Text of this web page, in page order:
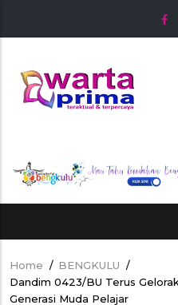
Breadcrumb
Home / BENGKULU /
Dandim 0423/BU Terus
Generasi Muda Pelajar